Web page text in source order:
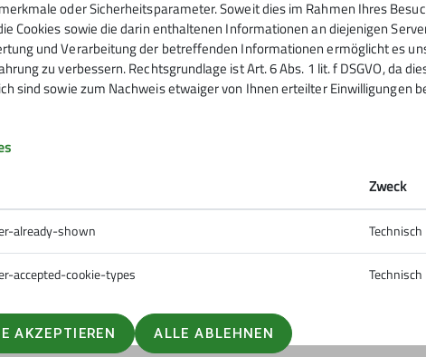
oder Sicherheitsparameter. Soweit dies im Rahmen Ihres
Cookies sowie die darin enthaltenen Informationen an diejenigen
und Verarbeitung der betreffenden Informationen ermöglicht es
zu verbessern. Rechtsgrundlage ist Art. 6 Abs. 1 lit. f DSGVO, da
sind sowie zum Nachweis etwaiger von Ihnen erteilter Einwilligungen
Zweck
already-shown
accepted-cookie-types
AKZEPTIEREN ALLE ABLEHNEN